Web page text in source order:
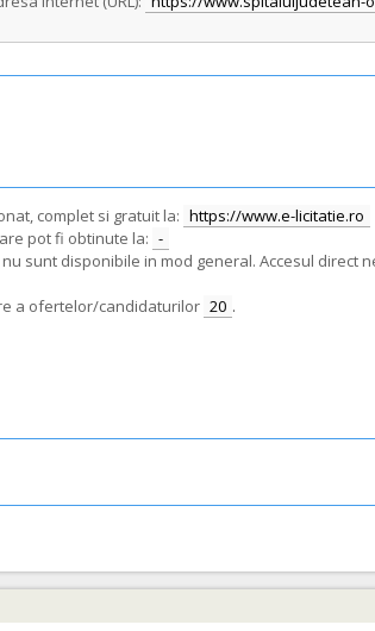
complet si gratuit la: https://www.e-licitatie.ro
pot fi obtinute la: -
sunt disponibile in mod general. Accesul direct
a ofertelor/candidaturilor 20 .